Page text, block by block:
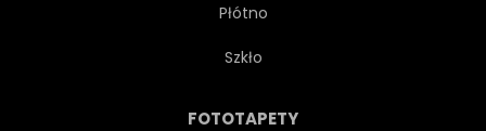
Płótno
Szkło
FOTOTAPETY